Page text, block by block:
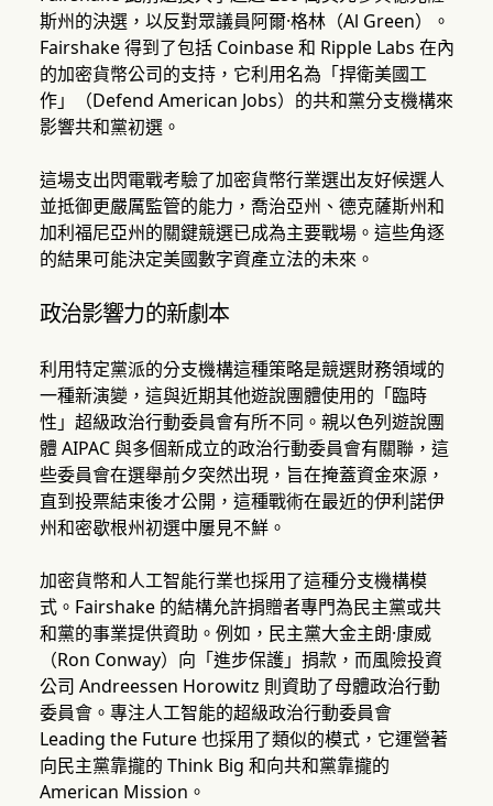
斯州的決選，以反對眾議員阿爾·格林（Al Green）。
Fairshake 得到了包括 Coinbase 和 Ripple Labs 在內
的加密貨幣公司的支持，它利用名為「捍衛美國工
作」（Defend American Jobs）的共和黨分支機構來
影響共和黨初選。
這場支出閃電戰考驗了加密貨幣行業選出友好候選人
並抵御更嚴厲監管的能力，喬治亞州、德克薩斯州和
加利福尼亞州的關鍵競選已成為主要戰場。這些角逐
的結果可能決定美國數字資產立法的未來。
政治影響力的新劇本
利用特定黨派的分支機構這種策略是競選財務領域的
一種新演變，這與近期其他遊說團體使用的「臨時
性」超級政治行動委員會有所不同。親以色列遊說團
體 AIPAC 與多個新成立的政治行動委員會有關聯，這
些委員會在選舉前夕突然出現，旨在掩蓋資金來源，
直到投票結束後才公開，這種戰術在最近的伊利諾伊
州和密歇根州初選中屢見不鮮。
加密貨幣和人工智能行業也採用了這種分支機構模
式。Fairshake 的結構允許捐贈者專門為民主黨或共
和黨的事業提供資助。例如，民主黨大金主朗·康威
（Ron Conway）向「進步保護」捐款，而風險投資
公司 Andreessen Horowitz 則資助了母體政治行動
委員會。專注人工智能的超級政治行動委員會
Leading the Future 也採用了類似的模式，它運營著
向民主黨靠攏的 Think Big 和向共和黨靠攏的
American Mission。